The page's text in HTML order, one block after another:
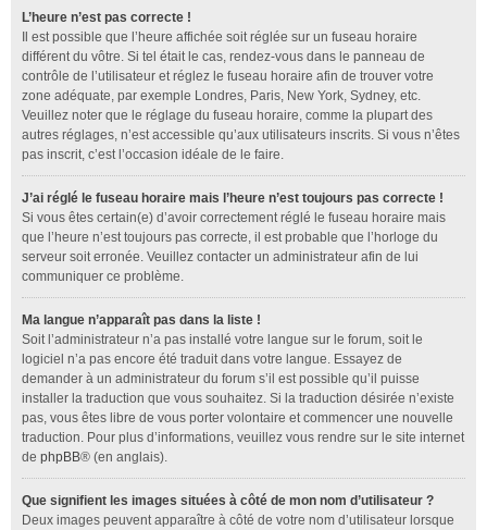
L’heure n’est pas correcte !
Il est possible que l’heure affichée soit réglée sur un fuseau horaire
différent du vôtre. Si tel était le cas, rendez-vous dans le panneau de
contrôle de l’utilisateur et réglez le fuseau horaire afin de trouver votre
zone adéquate, par exemple Londres, Paris, New York, Sydney, etc.
Veuillez noter que le réglage du fuseau horaire, comme la plupart des
autres réglages, n’est accessible qu’aux utilisateurs inscrits. Si vous n’êtes
pas inscrit, c’est l’occasion idéale de le faire.
J’ai réglé le fuseau horaire mais l’heure n’est toujours pas correcte !
Si vous êtes certain(e) d’avoir correctement réglé le fuseau horaire mais
que l’heure n’est toujours pas correcte, il est probable que l’horloge du
serveur soit erronée. Veuillez contacter un administrateur afin de lui
communiquer ce problème.
Ma langue n’apparaît pas dans la liste !
Soit l’administrateur n’a pas installé votre langue sur le forum, soit le
logiciel n’a pas encore été traduit dans votre langue. Essayez de
demander à un administrateur du forum s’il est possible qu’il puisse
installer la traduction que vous souhaitez. Si la traduction désirée n’existe
pas, vous êtes libre de vous porter volontaire et commencer une nouvelle
traduction. Pour plus d’informations, veuillez vous rendre sur le site internet
de phpBB® (en anglais).
Que signifient les images situées à côté de mon nom d’utilisateur ?
Deux images peuvent apparaître à côté de votre nom d’utilisateur lorsque